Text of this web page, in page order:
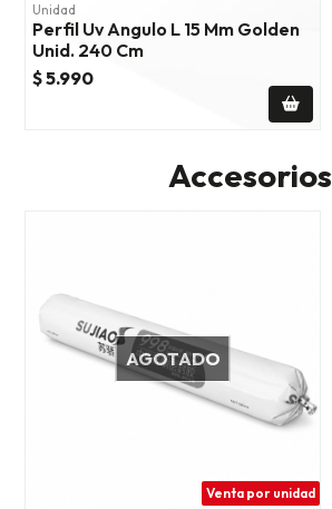
Unidad
Perfil Uv Angulo L 15 Mm Golden
Unid. 240 Cm
$ 5.990
Accesorios
AGOTADO
Venta por unidad